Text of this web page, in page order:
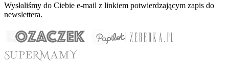
Wysłaliśmy do Ciebie e-mail z linkiem potwierdzającym zapis do
newslettera.